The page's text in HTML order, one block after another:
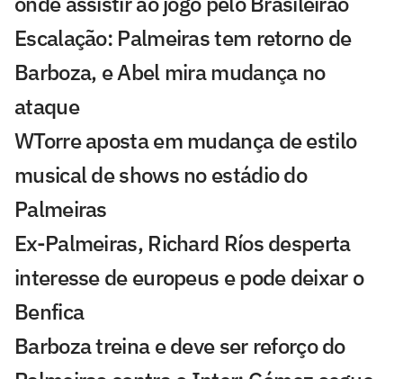
Escalação: Palmeiras tem retorno de
Barboza, e Abel mira mudança no
ataque
WTorre aposta em mudança de estilo
musical de shows no estádio do
Palmeiras
Ex-Palmeiras, Richard Ríos desperta
interesse de europeus e pode deixar o
Benfica
Barboza treina e deve ser reforço do